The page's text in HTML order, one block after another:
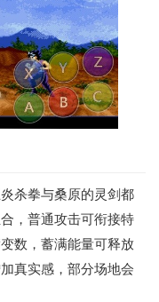
杀拳与桑原的灵剑都
，普通攻击可衔接特
数，蓄满能量可释放
真实感，部分场地会